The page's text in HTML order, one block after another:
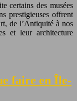
certains des musées
prestigieuses offrent
de l’Antiquité à nos
et leur architecture
faire en Île-